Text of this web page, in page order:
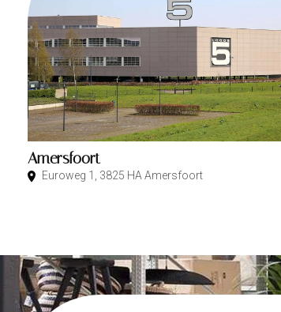
Amersfoort
Euroweg 1, 3825 HA Amersfoort